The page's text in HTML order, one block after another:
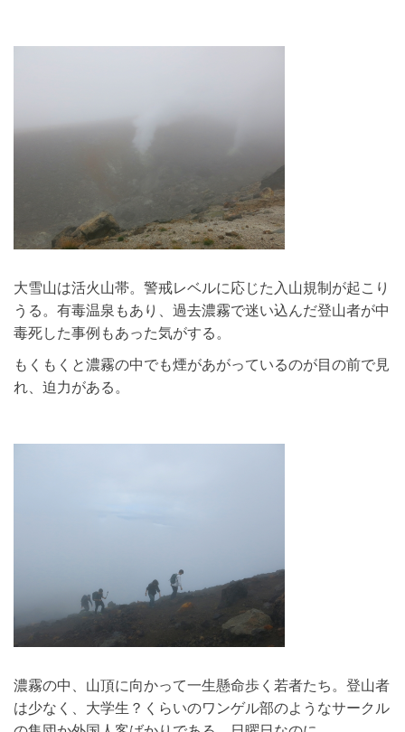
大雪山は活火山帯。警戒レベルに応じた入山規制が起こり
うる。有毒温泉もあり、過去濃霧で迷い込んだ登山者が中
毒死した事例もあった気がする。
もくもくと濃霧の中でも煙があがっているのが目の前で見
れ、迫力がある。
濃霧の中、山頂に向かって一生懸命歩く若者たち。登山者
は少なく、大学生？くらいのワンゲル部のようなサークル